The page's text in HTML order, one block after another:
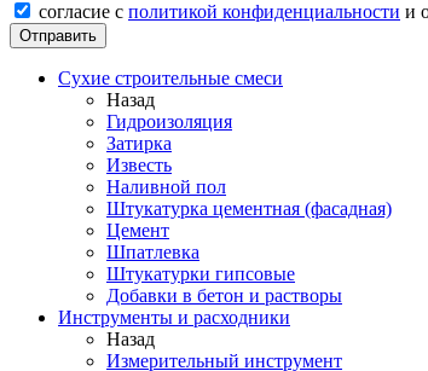
согласие с политикой конфиденциальности и
Сухие строительные смеси
Назад
Гидроизоляция
Затирка
Известь
Наливной пол
Штукатурка цементная (фасадная)
Цемент
Шпатлевка
Штукатурки гипсовые
Добавки в бетон и растворы
Инструменты и расходники
Назад
Измерительный инструмент